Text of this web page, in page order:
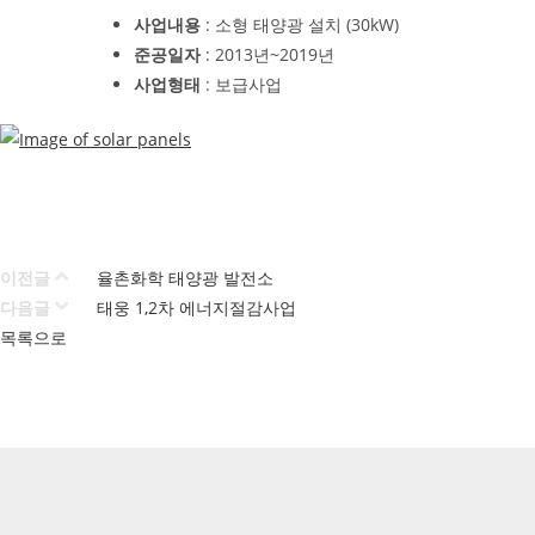
사업내용 : 소형 태양광 설치 (30kW)
준공일자: 2013년~2019년
사업형태 : 보급사업
이전글
율촌화학 태양광 발전소
다음글
태웅 1,2차 에너지절감사업
목록으로